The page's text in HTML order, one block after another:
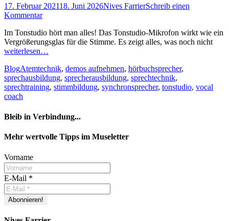
Posted
on
17. Februar 202118. Juni 2026Autor
Nives FarrierSchreib einen
Kommentar
Im Tonstudio hört man alles! Das Tonstudio-Mikrofon wirkt wie ein
Vergrößerungsglas für die Stimme. Es zeigt alles, was noch nicht
weiterlesen…
Kategorien
BlogSchlagworte
Atemtechnik, demos aufnehmen, hörbuchsprecher,
sprechausbildung, sprecherausbildung, sprechtechnik,
sprechtraining, stimmbildung, synchronsprecher, tonstudio, vocal
coach
Bleib in Verbindung...
Facebook
YouTube
Instagram
Mehr wertvolle Tipps im Museletter
Vorname
E-Mail *